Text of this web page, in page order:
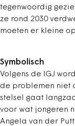
tegenwoordig
ze rond 2030
moeten er kleine
Symbolisch
Volgens de IGJ
de problemen niet
stelsel gaat
voor wat jongeren
Angela van der